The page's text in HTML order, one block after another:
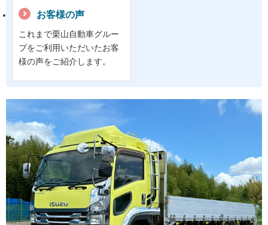
お客様の声
これまで栗山自動車グルー
プをご利用いただいたお客
様の声をご紹介します。